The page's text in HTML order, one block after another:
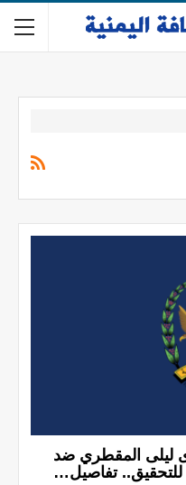
ليلى المقطري ضد
للتحقيق.. تفاصيل…